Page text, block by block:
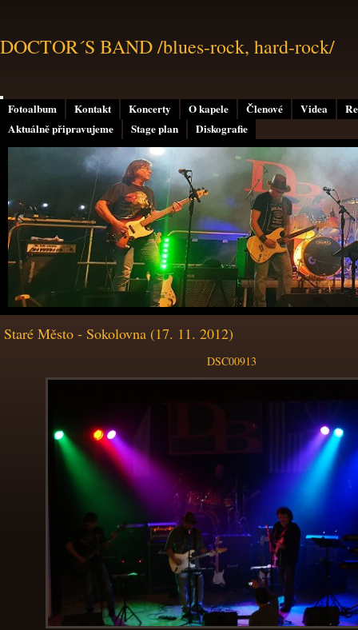
Fotoalbum Kontakt Koncerty O kapele Členové Videa
Aktuálně připravujeme
Stage plan Diskografie
DOCTOR´S BAND /blues-rock, hard-rock/
Staré Město - Sokolovna (17. 11. 2012)
DSC00913